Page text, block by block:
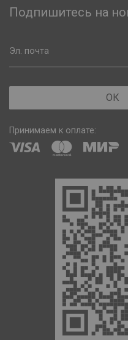
Подпишитесь на
Эл. почта
ОК
Принимаем к оплате: